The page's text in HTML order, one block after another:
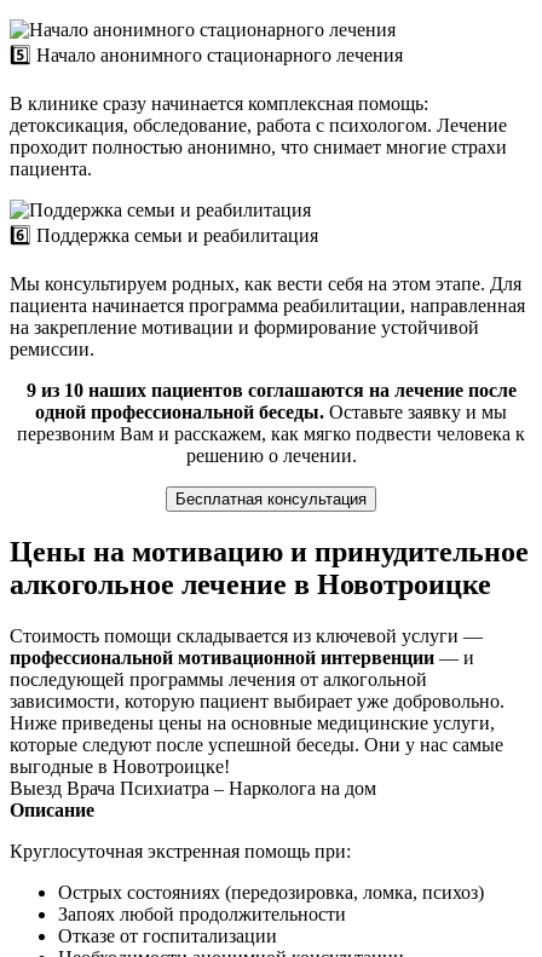
5️⃣ Начало анонимного стационарного лечения
В клинике сразу начинается комплексная помощь:
детоксикация, обследование, работа с психологом. Лечение
проходит полностью анонимно, что снимает многие страхи
пациента.
6️⃣ Поддержка семьи и реабилитация
Мы консультируем родных, как вести себя на этом этапе. Для
пациента начинается программа реабилитации, направленная
на закрепление мотивации и формирование устойчивой
ремиссии.
9 из 10 наших пациентов соглашаются на лечение после
одной профессиональной беседы. Оставьте заявку и мы
перезвоним Вам и расскажем, как мягко подвести человека к
решению о лечении.
Бесплатная консультация
Цены на мотивацию и принудительное
алкогольное лечение в Новотроицке
Стоимость помощи складывается из ключевой услуги —
профессиональной мотивационной интервенции — и
последующей программы лечения от алкогольной
зависимости, которую пациент выбирает уже добровольно.
Ниже приведены цены на основные медицинские услуги,
которые следуют после успешной беседы. Они у нас самые
выгодные в Новотроицке!
Выезд Врача Психиатра – Нарколога на дом
Описание
Круглосуточная экстренная помощь при:
Острых состояниях (передозировка, ломка, психоз)
Запоях любой продолжительности
Отказе от госпитализации